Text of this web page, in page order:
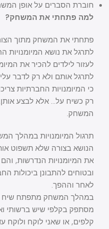
חוברת הסברים על אופן
למה פתחתי את המשחק?
פתחתי את המשחק מתוך
לתרגל את נושא המיומנויות
לעזור לילדים להכיר את
לתרגל אותם ולא רק לדבר
כי המיומנויות החברתיות
רק כשיח על… אלא לבצע
המשחק.
תרגול המיומנויות במהלך
הנושא בצורה שלא תשפוט
את המיומנויות הנדרשות,
ובטוחים להתבונן ביכולות
לאחר וההפך.
במהלך המשחק מתפתח שיח
מסתפק בקלפי שיש ברשותי
קלפים, או שאני לוקח ולוקח